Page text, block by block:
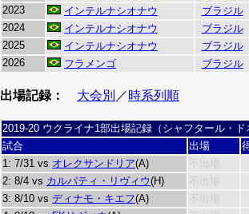
2023
インテルナシオナウ ブラジル
2024
インテルナシオナウ ブラジル
2025
インテルナシオナウ ブラジル
2026
フラメンゴ ブラジル
出場記録： 大会別 ／時系列順
2019-20 ウクライナ1部出場記録（シャフタール・ド
試合
出場
1: 7/31 vs オレクサンドリア(A) 不出場
2: 8/4 vs カルパティ・リヴィウ(H) 不出場
3: 8/10 vs ディナモ・キエフ(A) 不出場